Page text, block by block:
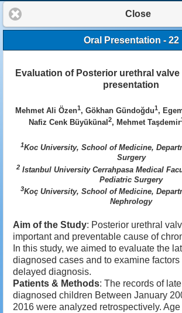
Close
Oral Presentation - 22
Evaluation of Posterior urethral
presentation
Mehmet Ali Özen1, Gökhan Gündoğdu1,
Nafiz Cenk Büyükünal 2, Mehmet Taşdemir
1Koc University, School of Medicine,
Surgery
2 Istanbul University Cerrahpasa Medical
Pediatric Surgery
3Koç University, School of Medicine,
Nephrology
Aim of the Study: Posterior urethral
important and preventable cause of
In this study, we aimed to evaluate the
diagnosed cases and to examine factors
delayed diagnosis.
Patients & Methods: The records of
diagnosed children Between January
2016 were analyzed retrospectively. Age